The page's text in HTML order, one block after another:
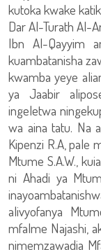
kutoka kwake
Dar Al-Turath Al-
Ibn Al-Qayyim
kuambatanisha
kwamba yeye
ya Jaabir
ingeletwa
wa aina tatu. Na
Kipenzi R.A, pale
Mtume S.A.W.,
ni Ahadi ya
alivyofanya
mfalme Najashi,
nimemzawadia